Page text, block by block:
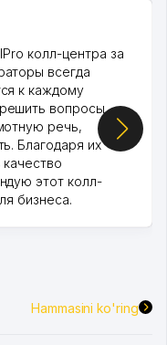
колл-центра за
всегда
к каждому
вопросы.
речь,
Благодаря их
этот колл-
бизнеса.
Hammasini ko'ring